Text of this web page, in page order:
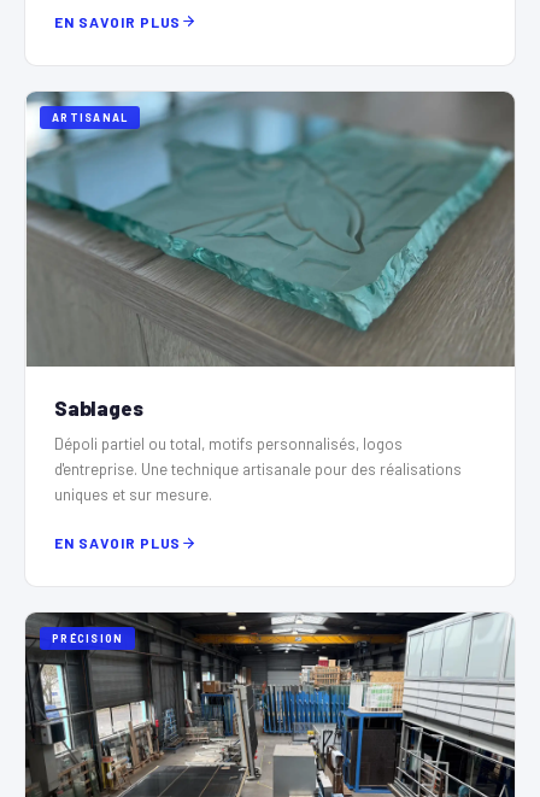
EN SAVOIR PLUS
ARTISANAL
Sablages
Dépoli partiel ou total, motifs personnalisés, logos
d'entreprise. Une technique artisanale pour des réalisations
uniques et sur mesure.
EN SAVOIR PLUS
PRÉCISION